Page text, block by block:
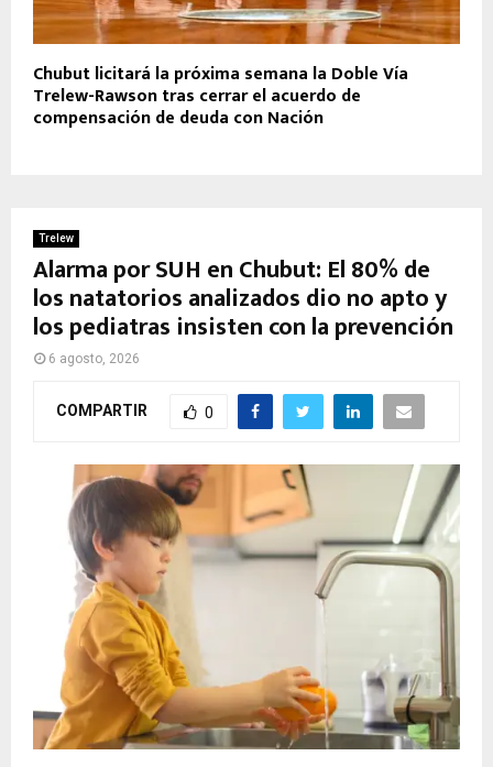
Chubut licitará la próxima semana la Doble Vía
Trelew-Rawson tras cerrar el acuerdo de
compensación de deuda con Nación
Trelew
Alarma por SUH en Chubut: El 80% de
los natatorios analizados dio no apto y
los pediatras insisten con la prevención
6 agosto, 2026
COMPARTIR 0